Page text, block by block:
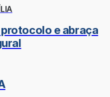
protocolo e abraça